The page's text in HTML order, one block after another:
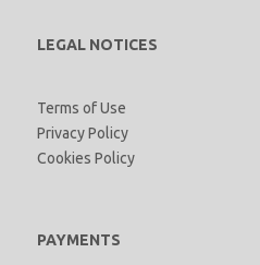
LEGAL NOTICES
Terms of Use
Privacy Policy
Cookies Policy
PAYMENTS